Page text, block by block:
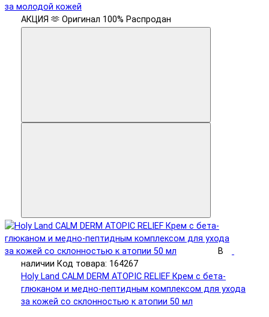
за молодой кожей
АКЦИЯ 🫶 Оригинал 100% Распродан
В
наличии Код товара: 164267
Holy Land CALM DERM ATOPIC RELIEF Крем с бета-
глюканом и медно-пептидным комплексом для ухода
за кожей со склонностью к атопии 50 мл